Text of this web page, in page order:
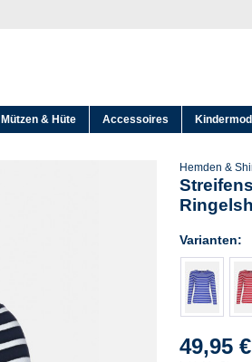
Mützen & Hüte Accessoires
Hemden &
Varianten:
49,95 €